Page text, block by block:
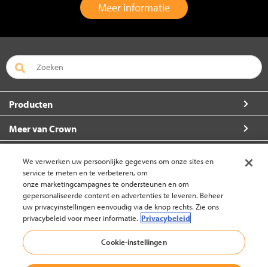
Meer informatie
Producten
Meer van Crown
Zo kunt u ons bereiken
België (wijzigen)
We verwerken uw persoonlijke gegevens om onze sites en
service te meten en te verbeteren, om
onze marketingcampagnes te ondersteunen en om
gepersonaliseerde content en advertenties te leveren. Beheer
uw privacyinstellingen eenvoudig via de knop rechts. Zie ons
privacybeleid voor meer informatie. Privacybeleid
Cookie-instellingen